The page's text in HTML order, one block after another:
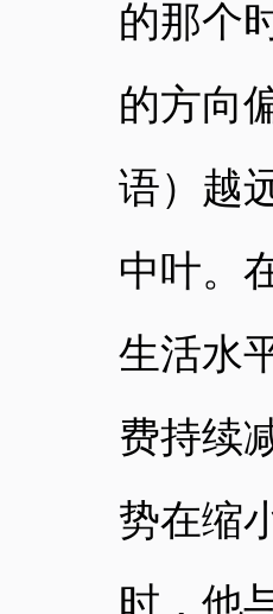
的那个
的方向
语）越
中叶。
生活水
费持续
势在缩
时，他